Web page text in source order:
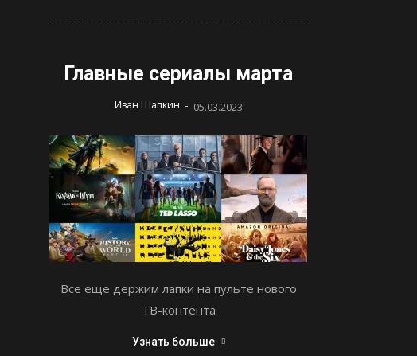
Главные сериалы марта
Иван Шапкин - 05.03.2023
Все еще держим лапки на пульте нового
ТВ-контента
Узнать больше